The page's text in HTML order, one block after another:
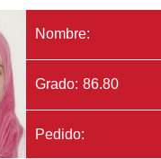
Nombre:
Grado: 86.80
Pedido: